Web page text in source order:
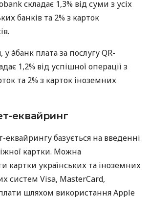
складає 1,3% від суми з усіх
банків та 2% з карток
àбанк плата за послугу QR-
1,2% від успішної операції з
та 2% з карток іноземних
еквайринг
еквайрингу базується на введенні
картки. Можна
картки українських та іноземних
систем Visa, MasterCard,
шляхом використання Apple